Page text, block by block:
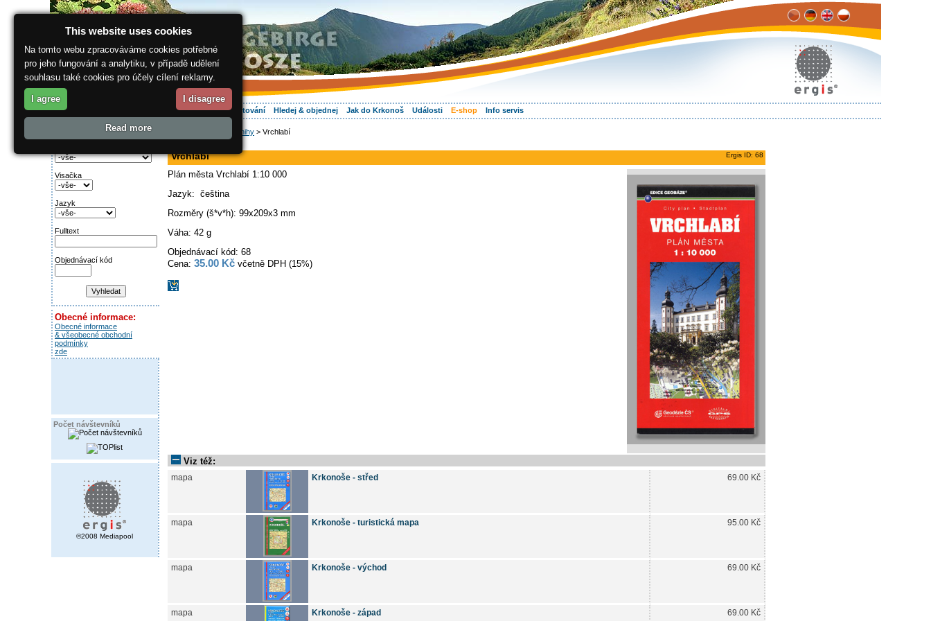
O regionu Vaše dovolená Ubytování Hledej & objednej Jak do Krkonoš Události E-shop Info servis
Najděte si:
Visačka
Jazyk
Fulltext
Objednávací kód
Obecné informace:
Obecné informace
& všeobecné obchodní
podmínky
zde
Počet návštevníků
©2008 Mediapool
Knihy > Vrchlabí
Ergis ID: 68
Vrchlabí
Plán města Vrchlabí 1:10 000
Jazyk: čeština
Rozměry (š*v*h): 99x209x3 mm
Váha: 42 g
Objednávací kód: 68
Cena: 35.00 Kč včetně DPH (15%)
Viz též:
mapa Krkonoše - střed 69.00 Kč
mapa Krkonoše - turistická mapa 95.00 Kč
mapa Krkonoše - východ 69.00 Kč
mapa Krkonoše - západ 69.00 Kč
This website uses cookies
Na tomto webu zpracováváme cookies potřebné
pro jeho fungování a analytiku, v případě udělení
souhlasu také cookies pro účely cílení reklamy.
I agree I disagree
Read more